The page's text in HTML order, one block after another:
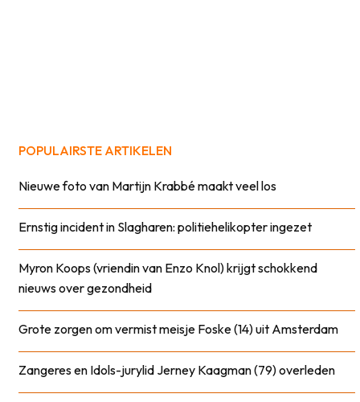
POPULAIRSTE ARTIKELEN
Nieuwe foto van Martijn Krabbé maakt veel los
Ernstig incident in Slagharen: politiehelikopter ingezet
Myron Koops (vriendin van Enzo Knol) krijgt schokkend
nieuws over gezondheid
Grote zorgen om vermist meisje Foske (14) uit Amsterdam
Zangeres en Idols-jurylid Jerney Kaagman (79) overleden